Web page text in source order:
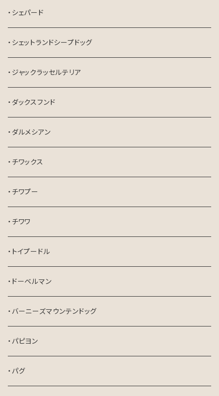
・シェパード
・シェットランドシープドッグ
・ジャックラッセルテリア
・ダックスフンド
・ダルメシアン
・チワックス
・チワプー
・チワワ
・トイプードル
・ドーベルマン
・バーニーズマウンテンドッグ
・パピヨン
・パグ